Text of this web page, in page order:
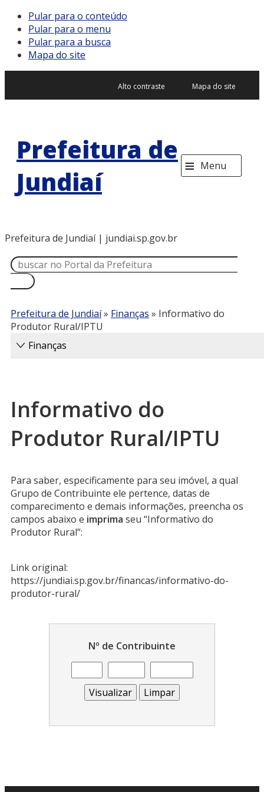
Pular para o conteúdo
Pular para o menu
Pular para a busca
Mapa do site
Alto contraste Mapa do site
Prefeitura de
Jundiaí
≡ Menu
Prefeitura de Jundiaí | jundiai.sp.gov.br
Prefeitura de Jundiaí» Finanças » Informativo do
Produtor Rural/IPTU
Finanças
Informativo do
Produtor Rural/IPTU
Para saber, especificamente para seu imóvel, a qual
Grupo de Contribuinte ele pertence, datas de
comparecimento e demais informações, preencha os
campos abaixo e imprima seu “Informativo do
Produtor Rural”:
Link original:
https://jundiai.sp.gov.br/financas/informativo-do-
produtor-rural/
Nº de Contribuinte
Visualizar Limpar